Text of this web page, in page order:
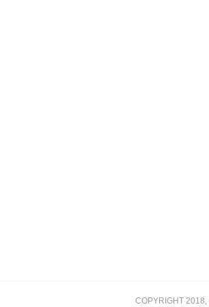
COPYRIGHT 2018,